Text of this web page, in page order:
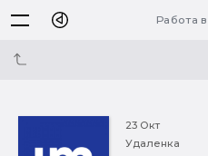
Работа
23 Окт
Удаленка